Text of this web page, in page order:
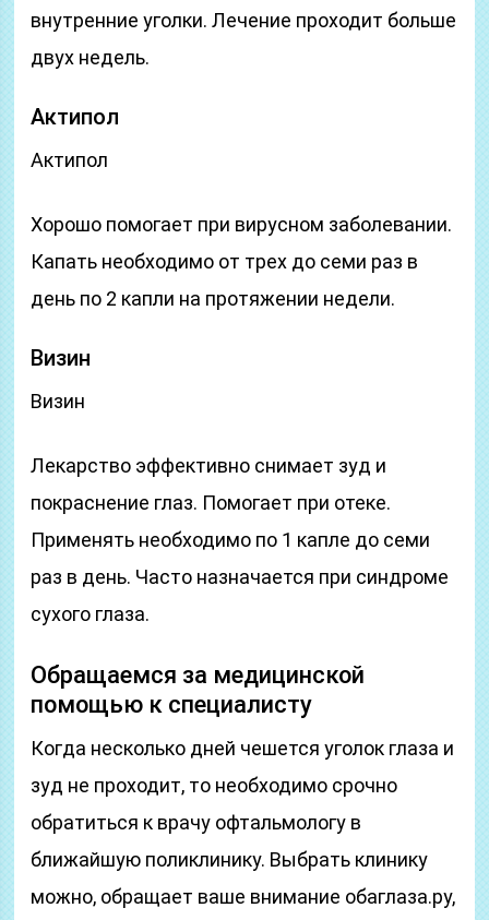
внутренние уголки. Лечение проходит больше
двух недель.
Актипол
Актипол
Хорошо помогает при вирусном заболевании.
Капать необходимо от трех до семи раз в
день по 2 капли на протяжении недели.
Визин
Визин
Лекарство эффективно снимает зуд и
покраснение глаз. Помогает при отеке.
Применять необходимо по 1 капле до семи
раз в день. Часто назначается при синдроме
сухого глаза.
Обращаемся за медицинской
помощью к специалисту
Когда несколько дней чешется уголок глаза и
зуд не проходит, то необходимо срочно
обратиться к врачу офтальмологу в
ближайшую поликлинику. Выбрать клинику
можно, обращает ваше внимание обаглаза.ру,